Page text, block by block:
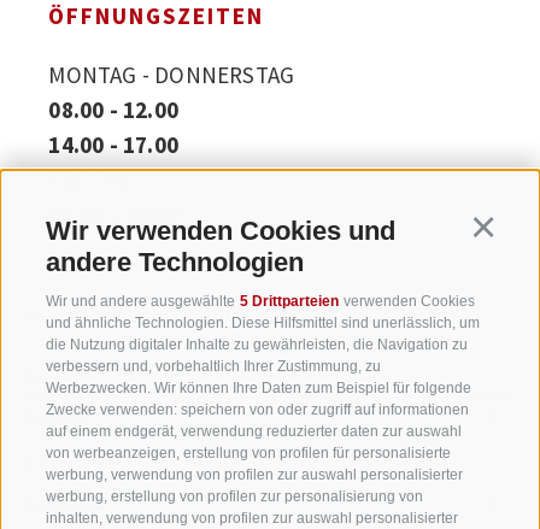
Wir verwenden Cookies und
andere Technologien
Wir und andere ausgewählte 5 Drittparteien verwenden Cookies
und ähnliche Technologien. Diese Hilfsmittel sind unerlässlich, um
die Nutzung digitaler Inhalte zu gewährleisten, die Navigation zu
verbessern und, vorbehaltlich Ihrer Zustimmung, zu
Werbezwecken. Wir können Ihre Daten zum Beispiel für folgende
Zwecke verwenden: speichern von oder zugriff auf informationen
auf einem endgerät, verwendung reduzierter daten zur auswahl
von werbeanzeigen, erstellung von profilen für personalisierte
werbung, verwendung von profilen zur auswahl personalisierter
werbung, erstellung von profilen zur personalisierung von
inhalten, verwendung von profilen zur auswahl personalisierter
ÖFFNUNGSZEITEN
MONTAG - DONNERSTAG
08.00 - 12.00
14.00 - 17.00
FREITAG
08.00 - 12.00
PSP PEINTNER SEIDNER & PARTNER
BOZEN RECHTSSITZ
BRIXEN
STERZING
KLAUSEN